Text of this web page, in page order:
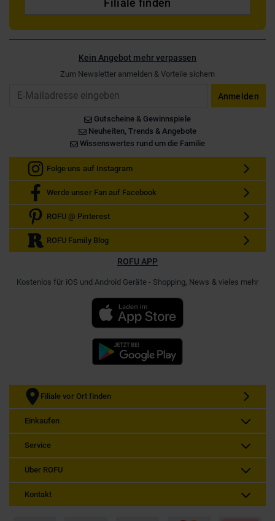
Kein Angebot mehr verpassen
Zum Newsletter anmelden & Vorteile sichern
Anmelden
Gutscheine & Gewinnspiele
Neuheiten, Trends & Angebote
Wissenswertes rund um die Familie
Folge uns auf Instagram
Werde unser Fan auf Facebook
ROFU @ Pinterest
ROFU Family Blog
ROFU APP
Kostenlos für iOS und Android Geräte - Shopping, News & vieles mehr
Filiale vor Ort finden
Einkaufen
Service
Über ROFU
Kontakt